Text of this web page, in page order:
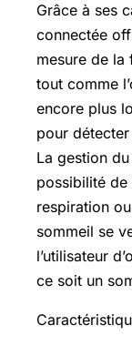
Grâce à ses
connectée
mesure de la
tout comme
encore plus
pour détecter
La gestion
possibilité
respiration
sommeil se
l’utilisateur
ce soit un